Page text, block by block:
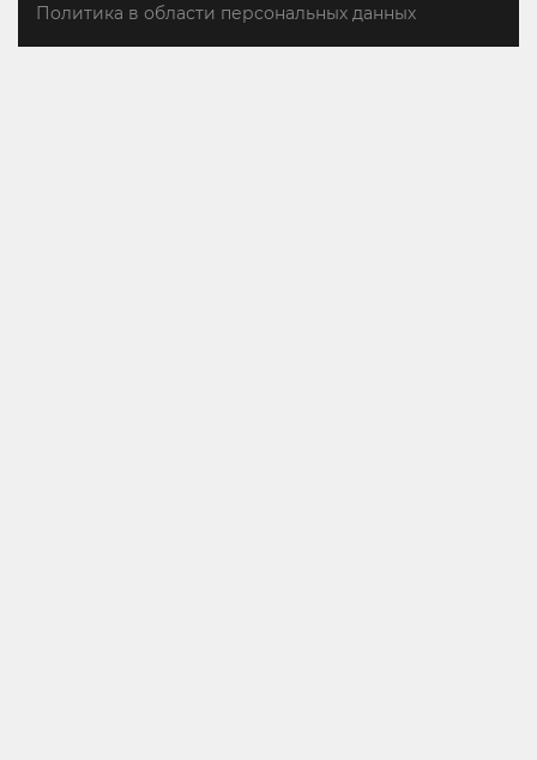
Политика в области персональных данных